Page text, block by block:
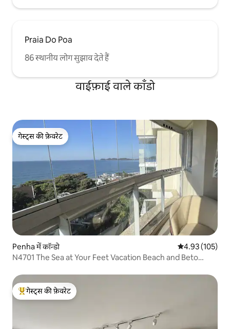
Praia Do Poa
86 स्थानीय लोग सुझाव देते हैं
वाईफ़ाई वाले काँडो
गेस्ट्स की फ़ेवरेट
गेस्ट्स की फ़ेवरेट
Penha में कॉन्डो औसत रेटिंग 5 में से
4.93 (105)
N4701 The Sea at Your Feet Vacation Beach and Beto
गेस्ट्स का टॉप फ़ेवरेट
गेस्ट्स की फ़ेवरेट